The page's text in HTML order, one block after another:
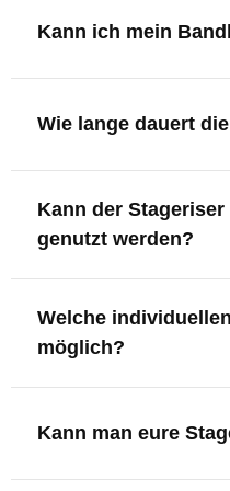
ergonomisch, sicher
Kann ich mein
deine Bühne, deine
Wie lange dauert
innerhalb Deutschlands
Kann der
genutzt werden?
oder Zubehör nutzen.
Welche
möglich?
XLR-Brücke /
Setlist-Clip
Kann man eure